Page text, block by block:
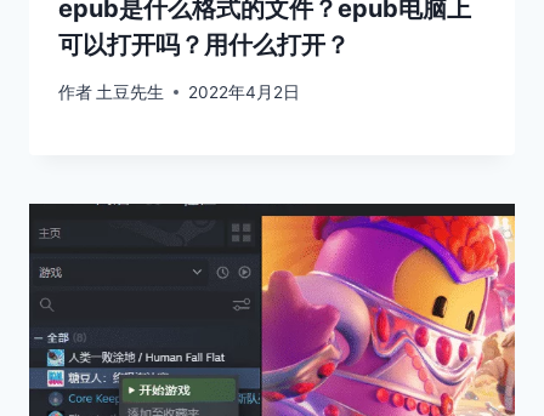
epub是什么格式的文件？epub电脑上
可以打开吗？用什么打开？
作者 土豆先生 2022年4月2日